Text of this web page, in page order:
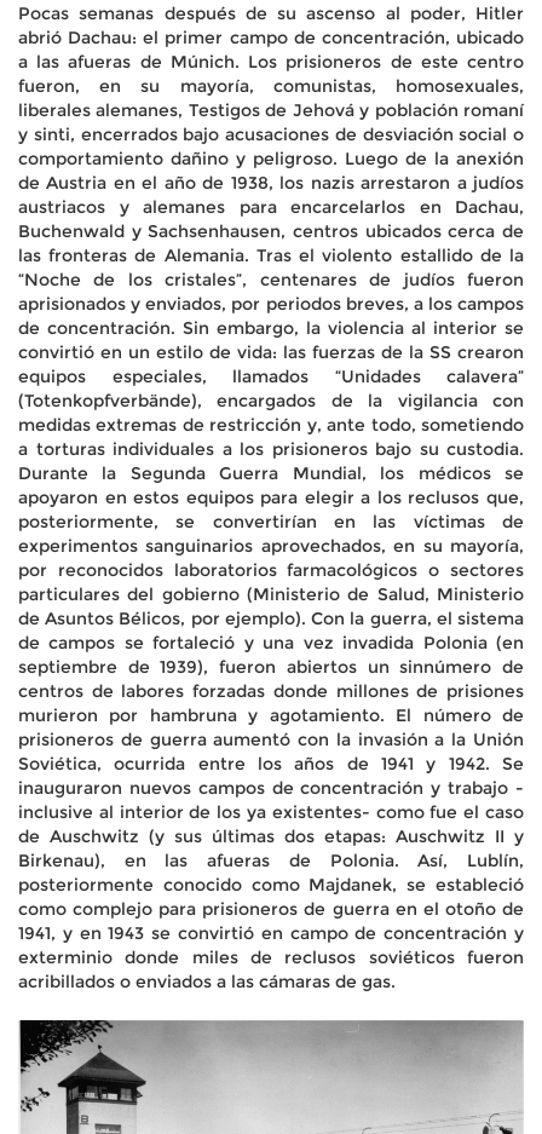
Pocas semanas después de su ascenso al poder, Hitler
abrió Dachau: el primer campo de concentración, ubicado
a las afueras de Múnich. Los prisioneros de este centro
fueron, en su mayoría, comunistas, homosexuales,
liberales alemanes, Testigos de Jehová y población romaní
y sinti, encerrados bajo acusaciones de desviación social o
comportamiento dañino y peligroso. Luego de la anexión
de Austria en el año de 1938, los nazis arrestaron a judíos
austriacos y alemanes para encarcelarlos en Dachau,
Buchenwald y Sachsenhausen, centros ubicados cerca de
las fronteras de Alemania. Tras el violento estallido de la
“Noche de los cristales”, centenares de judíos fueron
aprisionados y enviados, por periodos breves, a los campos
de concentración. Sin embargo, la violencia al interior se
convirtió en un estilo de vida: las fuerzas de la SS crearon
equipos especiales, llamados “Unidades calavera”
(Totenkopfverbände), encargados de la vigilancia con
medidas extremas de restricción y, ante todo, sometiendo
a torturas individuales a los prisioneros bajo su custodia.
Durante la Segunda Guerra Mundial, los médicos se
apoyaron en estos equipos para elegir a los reclusos que,
posteriormente, se convertirían en las víctimas de
experimentos sanguinarios aprovechados, en su mayoría,
por reconocidos laboratorios farmacológicos o sectores
particulares del gobierno (Ministerio de Salud, Ministerio
de Asuntos Bélicos, por ejemplo). Con la guerra, el sistema
de campos se fortaleció y una vez invadida Polonia (en
septiembre de 1939), fueron abiertos un sinnúmero de
centros de labores forzadas donde millones de prisiones
murieron por hambruna y agotamiento. El número de
prisioneros de guerra aumentó con la invasión a la Unión
Soviética, ocurrida entre los años de 1941 y 1942. Se
inauguraron nuevos campos de concentración y trabajo -
inclusive al interior de los ya existentes- como fue el caso
de Auschwitz (y sus últimas dos etapas: Auschwitz II y
Birkenau), en las afueras de Polonia. Así, Lublín,
posteriormente conocido como Majdanek, se estableció
como complejo para prisioneros de guerra en el otoño de
1941, y en 1943 se convirtió en campo de concentración y
exterminio donde miles de reclusos soviéticos fueron
acribillados o enviados a las cámaras de gas.